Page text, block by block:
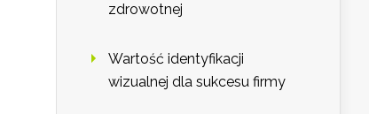
zdrowotnej
Wartość identyfikacji
wizualnej dla sukcesu firmy